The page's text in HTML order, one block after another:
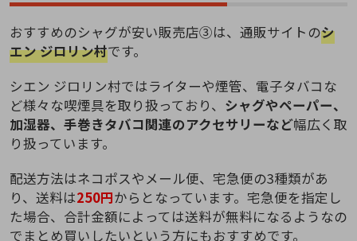
おすすめのシャグが安い販売店③は、通販サイトのシ
エン ジロリン村です。
シエン ジロリン村ではライターや煙管、電子タバコな
ど様々な喫煙具を取り扱っており、 シャグやペーパー、
加湿器、手巻きタバコ関連のアクセサリーなど幅広く取
り扱っています。
配送方法はネコポスやメール便、宅急便の3種類があ
り、送料は250円からとなっています。宅急便を指定し
た場合、合計金額によっては送料が無料になるようなの
でまとめ買いしたいという方にもおすすめです。